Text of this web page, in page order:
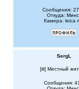
Сообщения:
Откуда:
Камера: leica
SergL
[ ] Местный
Сообщения: